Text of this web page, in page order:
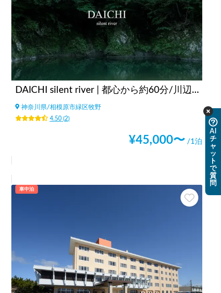
DAICHI silent river | 都心から約60分/川辺でテントサウナ大歓迎/プライベートサウナ有/綺麗な星空/直火可/貸切り相談可
神奈川県/相模原市緑区牧野
4.50(2)
¥45,000〜 /1泊
車中泊
AI
チ
ャ
ッ
ト
で
質
問